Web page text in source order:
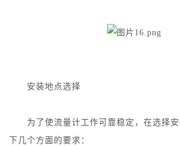
安装地点选择
为了使流量计工作可靠稳定，在选择安
下几个方面的要求：